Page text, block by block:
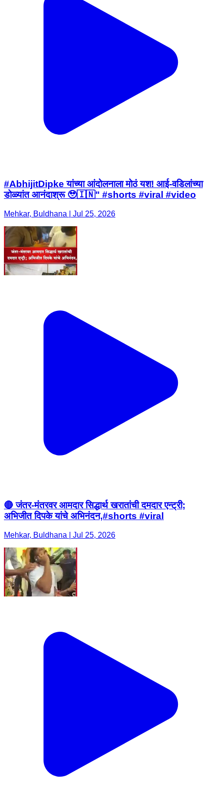
#AbhijitDipke यांच्या आंदोलनाला मोठं यश! आई-वडिलांच्या
डोळ्यांत आनंदाश्रू 🥹🇮🇳" #shorts #viral #video
Mehkar, Buldhana | Jul 25, 2026
🔴 जंतर-मंतरवर आमदार सिद्धार्थ खरातांची दमदार एन्ट्री;
अभिजीत दिपके यांचे अभिनंदन,#shorts #viral
Mehkar, Buldhana | Jul 25, 2026